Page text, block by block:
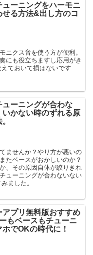
ューニングをハーモニ
せる方法&出し方のコ
ニクス音を使う方が便利。
にも役立ちますし応用がき
ておいて損はないです
ューニングが合わな
いかない時のずれる原
ませんか？やり方が悪いの
たベースがおかしいのか？
、その原因自体が絞りきれ
ューニングが合わないない
ました。
アプリ無料版おすすめ
もベースもチューニ
ホでOKの時代に！